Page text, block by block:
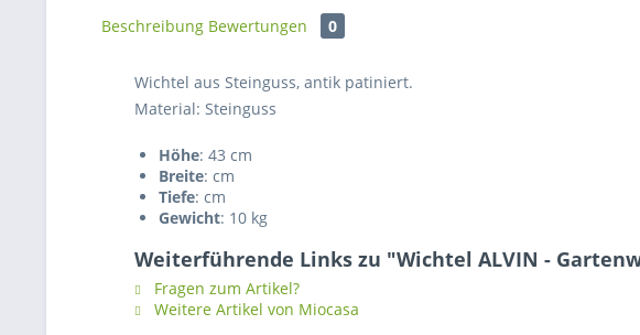
Beschreibung Bewertungen 0
Wichtel aus Steinguss, antik patiniert.
Material: Steinguss
Höhe: 43 cm
Breite: cm
Tiefe: cm
Gewicht: 10 kg
Weiterführende Links zu "Wichtel ALVIN -
Fragen zum Artikel?
Weitere Artikel von Miocasa